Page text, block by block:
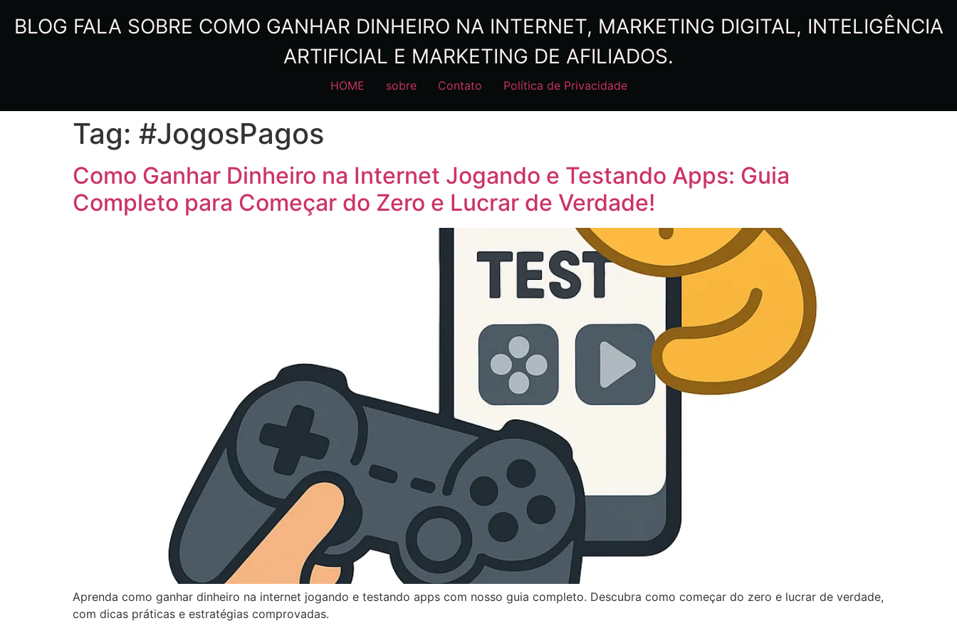
BLOG FALA SOBRE COMO GANHAR DINHEIRO NA INTERNET, MARKETING DIGITAL, INTELIGÊNCIA
ARTIFICIAL E MARKETING DE AFILIADOS.
HOME sobre Contato Política de Privacidade
Tag: #JogosPagos
Como Ganhar Dinheiro na Internet Jogando e Testando Apps: Guia
Completo para Começar do Zero e Lucrar de Verdade!
Aprenda como ganhar dinheiro na internet jogando e testando apps com nosso guia completo. Descubra como começar do zero e lucrar de verdade,
com dicas práticas e estratégias comprovadas.